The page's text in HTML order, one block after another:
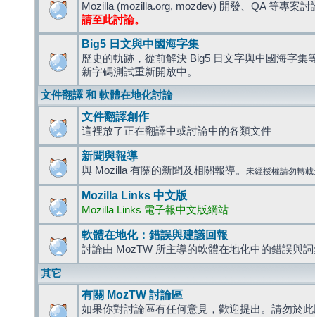
Mozilla (mozilla.org, mozdev) 開發、QA 等專案討
請至此討論。
Big5 日文與中國海字集
歷史的軌跡，從前解決 Big5 日文字與中國海字集
新字碼測試重新開放中。
文件翻譯 和 軟體在地化討論
文件翻譯創作
這裡放了正在翻譯中或討論中的各類文件
新聞與報導
與 Mozilla 有關的新聞及相關報導。 未經授權請勿轉
Mozilla Links 中文版
Mozilla Links 電子報中文版網站
軟體在地化：錯誤與建議回報
討論由 MozTW 所主導的軟體在地化中的錯誤與
其它
有關 MozTW 討論區
如果你對討論區有任何意見，歡迎提出。請勿於